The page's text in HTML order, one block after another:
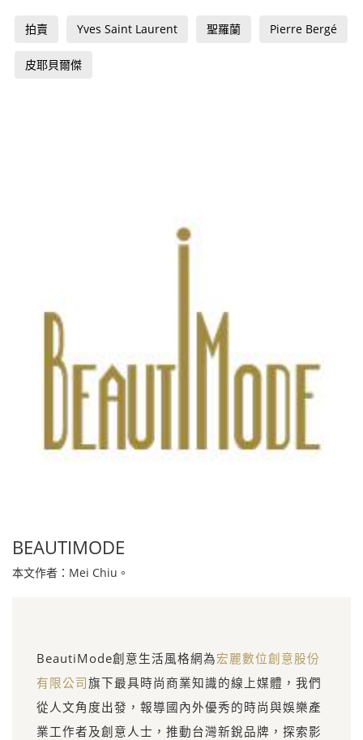
拍賣 Yves Saint Laurent 聖羅蘭 Pierre Bergé
皮耶貝爾傑
BEAUTIMODE
本文作者：Mei Chiu。
BeautiMode創意生活風格網為宏麗數位創意股份
有限公司旗下最具時尚商業知識的線上媒體，我們
從人文角度出發，報導國內外優秀的時尚與娛樂產
業工作者及創意人士，推動台灣新銳品牌，探索影